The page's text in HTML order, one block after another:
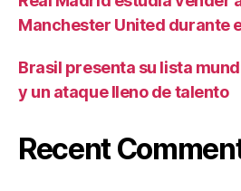
Manchester United durante
Brasil presenta su lista
y un ataque lleno de talento
Recent